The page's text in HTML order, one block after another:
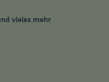
vieles mehr